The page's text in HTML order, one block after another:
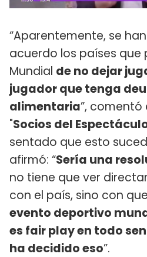
“Aparentemente, se
acuerdo los países que
Mundial de no dejar
jugador que tenga
alimentaria”,
"Socios del
sentado que esto
afirmó: “Sería una
no tiene que ver
con el país, sino con que
evento deportivo
es fair play en todo
ha decidido eso”.